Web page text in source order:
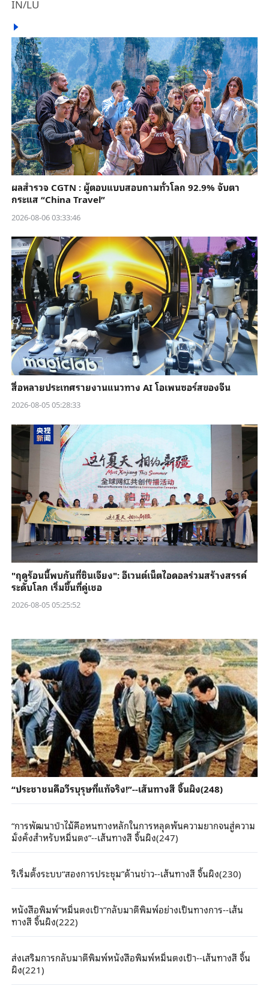
IN/LU
ผลสำรวจ CGTN : ผู้ตอบแบบสอบถามทั่วโลก 92.9% จับตา
กระแส “China Travel”
2026-08-06 03:33:46
สื่อหลายประเทศรายงานแนวทาง AI โอเพนซอร์สของจีน
2026-08-05 05:28:33
"ฤดูร้อนนี้พบกันที่ซินเจียง": อีเวนต์เน็ตไอดอลร่วมสร้างสรรค์
ระดับโลก เริ่มขึ้นที่คู่เชอ
2026-08-05 05:25:52
“ประชาชนคือวีรบุรุษที่แท้จริง!”--เส้นทางสี จิ้นผิง(248)
“การพัฒนาป่าไม้คือหนทางหลักในการหลุดพ้นความยากจนสู่ความ
มั่งคั่งสำหรับหมิ่นตง”--เส้นทางสี จิ้นผิง(247)
ริเริ่มตั้งระบบ“สองการประชุม”ด้านข่าว--เส้นทางสี จิ้นผิง(230)
หนังสือพิมพ์“หมิ่นตงเป้า”กลับมาตีพิมพ์อย่างเป็นทางการ--เส้น
ทางสี จิ้นผิง(222)
ส่งเสริมการกลับมาตีพิมพ์หนังสือพิมพ์หมิ่นตงเป้า--เส้นทางสี จิ้น
ผิง(221)